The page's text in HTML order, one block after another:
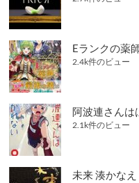
Eランクの薬
2.4k件のビュー
阿波連さんは
2.1k件のビュー
未来 湊かなえ